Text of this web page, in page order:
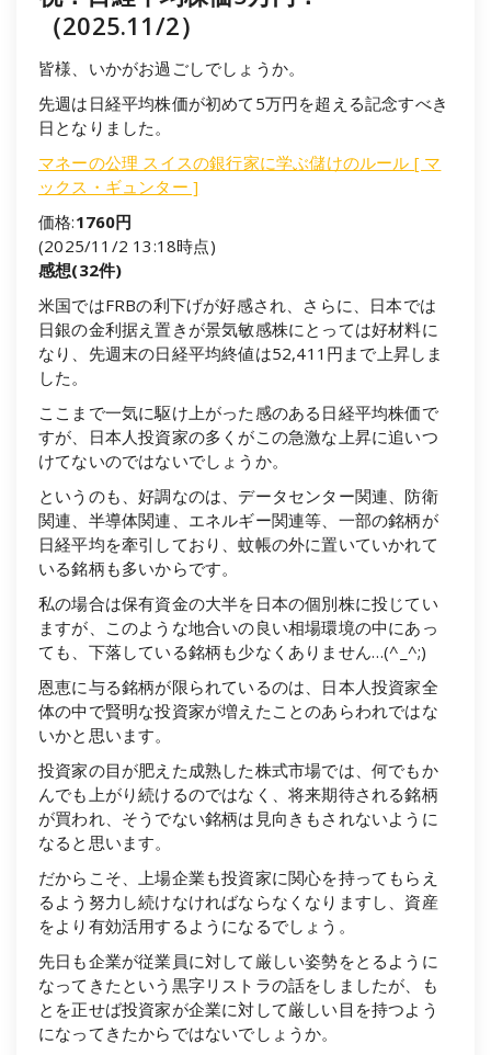
（2025.11/2）
皆様、いかがお過ごしでしょうか。
先週は日経平均株価が初めて5万円を超える記念すべき
日となりました。
マネーの公理 スイスの銀行家に学ぶ儲けのルール [ マ
ックス・ギュンター ]
価格:1760円
(2025/11/2 13:18時点)
感想(32件)
米国ではFRBの利下げが好感され、さらに、日本では
日銀の金利据え置きが景気敏感株にとっては好材料に
なり、先週末の日経平均終値は52,411円まで上昇しま
した。
ここまで一気に駆け上がった感のある日経平均株価で
すが、日本人投資家の多くがこの急激な上昇に追いつ
けてないのではないでしょうか。
というのも、好調なのは、データセンター関連、防衛
関連、半導体関連、エネルギー関連等、一部の銘柄が
日経平均を牽引しており、蚊帳の外に置いていかれて
いる銘柄も多いからです。
私の場合は保有資金の大半を日本の個別株に投じてい
ますが、このような地合いの良い相場環境の中にあっ
ても、下落している銘柄も少なくありません…(^_^;)
恩恵に与る銘柄が限られているのは、日本人投資家全
体の中で賢明な投資家が増えたことのあらわれではな
いかと思います。
投資家の目が肥えた成熟した株式市場では、何でもか
んでも上がり続けるのではなく、将来期待される銘柄
が買われ、そうでない銘柄は見向きもされないように
なると思います。
だからこそ、上場企業も投資家に関心を持ってもらえ
るよう努力し続けなければならなくなりますし、資産
をより有効活用するようになるでしょう。
先日も企業が従業員に対して厳しい姿勢をとるように
なってきたという黒字リストラの話をしましたが、も
とを正せば投資家が企業に対して厳しい目を持つよう
になってきたからではないでしょうか。